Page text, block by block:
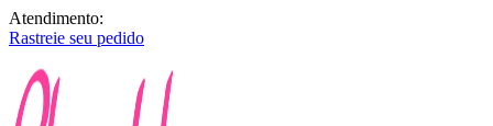
Atendimento:
Rastreie seu pedido